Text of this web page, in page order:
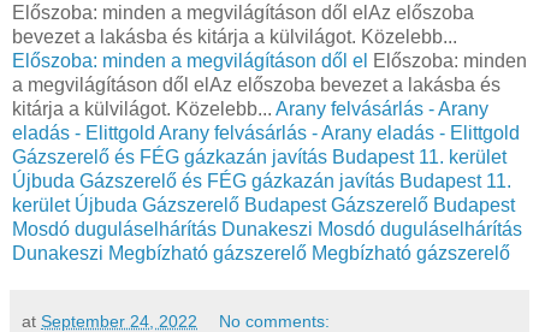
Előszoba: minden a megvilágításon dől elAz előszoba
bevezet a lakásba és kitárja a külvilágot. Közelebb...
Előszoba: minden a megvilágításon dől el Előszoba: minden
a megvilágításon dől elAz előszoba bevezet a lakásba és
kitárja a külvilágot. Közelebb... Arany felvásárlás - Arany
eladás - Elittgold Arany felvásárlás - Arany eladás - Elittgold
Gázszerelő és FÉG gázkazán javítás Budapest 11. kerület
Újbuda Gázszerelő és FÉG gázkazán javítás Budapest 11.
kerület Újbuda Gázszerelő Budapest Gázszerelő Budapest
Mosdó duguláselhárítás Dunakeszi Mosdó duguláselhárítás
Dunakeszi Megbízható gázszerelő Megbízható gázszerelő
at September 24, 2022 No comments: